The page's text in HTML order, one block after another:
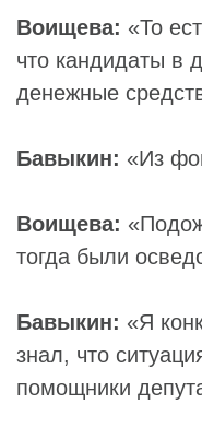
Воищева: «То
что кандидаты в
денежные
Бавыкин: «Из
Воищева:
тогда были
Бавыкин: «Я
знал, что
помощники